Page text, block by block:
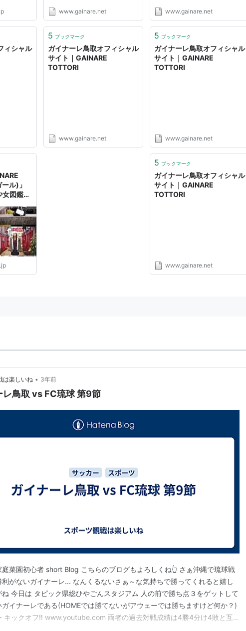
www.gainare.net www.gainare.net
ィシャル
5 ブックマーク
ガイナーレ鳥取オフィシャル
サイト｜GAINARE
TOTTORI
www.gainare.net
5 ブックマーク
ガイナーレ鳥取オフィシャル
サイト｜GAINARE
TOTTORI
www.gainare.net
ル)」
図鑑」
5 ブックマーク
ガイナーレ鳥取オフィシャル
サイト｜GAINARE
TOTTORI
www.gainare.net
は楽しいね • 3年前
ガイナーレ鳥取 vs FC琉球 第9節
庭菜園初心者 short Blog こちらのブログもよろしくね👆 さぁ沖縄で琉球戦
利がないガイナーレ... なんくるないさぁ～な気持ちで勝ってくれると嬉し
ね 今日は タピック県総ひやごんスタジアム 人の前で勝ち点３をゲットして
ガイナーレである(HOMEでは勝てないがアウェーでは勝ちますけど何か？)
キックオフ‼ www.youtube.com 両者の過去対戦成績は4勝4分け4敗と互